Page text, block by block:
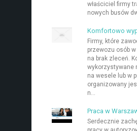
właściciel firmy
nowych busów
Komfortowo
Firmy, które
przewozu osób
na brak zleceń.
wykorzystywane
na wesele lub w
organizowany
n...
Praca w
Serdecznie